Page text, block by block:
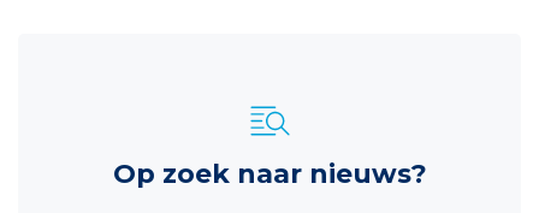
Op zoek naar nieuws?